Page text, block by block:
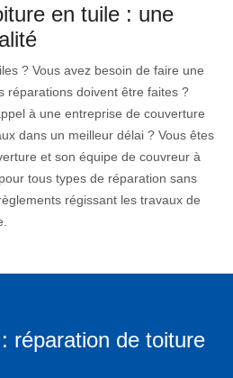
en tuile : une
? Vous avez besoin de faire une
réparations doivent être faites ?
à une entreprise de couverture
dans un meilleur délai ? Vous êtes
et son équipe de couvreur à
tous types de réparation sans
régissant les travaux de
réparation de toiture